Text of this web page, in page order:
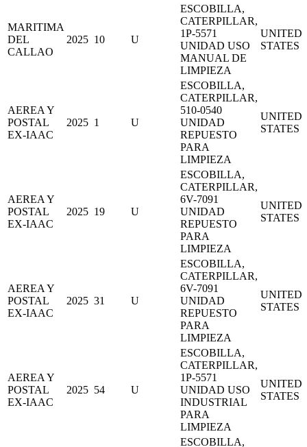
MARITIMA
DEL
CALLAO
2025 10 U
ESCOBILLA,
CATERPILLAR,
1P-5571
UNIDAD USO
MANUAL DE
LIMPIEZA
UNITED
STATES
AEREA Y
POSTAL
EX-IAAC
2025 1 U
ESCOBILLA,
CATERPILLAR,
510-0540
UNIDAD
REPUESTO
PARA
LIMPIEZA
UNITED
STATES
AEREA Y
POSTAL
EX-IAAC
2025 19 U
ESCOBILLA,
CATERPILLAR,
6V-7091
UNIDAD
REPUESTO
PARA
LIMPIEZA
UNITED
STATES
AEREA Y
POSTAL
EX-IAAC
2025 31 U
ESCOBILLA,
CATERPILLAR,
6V-7091
UNIDAD
REPUESTO
PARA
LIMPIEZA
UNITED
STATES
AEREA Y
POSTAL
EX-IAAC
2025 54 U
ESCOBILLA,
CATERPILLAR,
1P-5571
UNIDAD USO
INDUSTRIAL
PARA
LIMPIEZA
UNITED
STATES
ESCOBILLA,